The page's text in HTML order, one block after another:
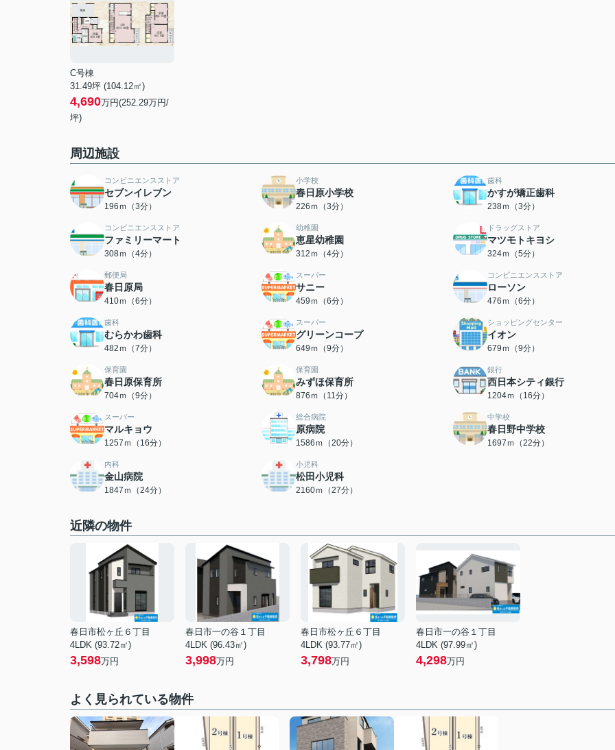
C号棟
31.49坪 (104.12㎡)
4,690万円(252.29万円/
坪)
周辺施設
コンビニエンスストア
セブンイレブン
196ｍ（3分）
小学校
春日原小学校
226ｍ（3分）
歯科
かすが矯正歯科
238ｍ（3分）
コンビニエンスストア
ファミリーマート
308ｍ（4分）
幼稚園
恵星幼稚園
312ｍ（4分）
ドラッグストア
マツモトキヨシ
324ｍ（5分）
郵便局
春日原局
410ｍ（6分）
スーパー
サニー
459ｍ（6分）
コンビニエンスストア
ローソン
476ｍ（6分）
歯科
むらかわ歯科
482ｍ（7分）
スーパー
グリーンコープ
649ｍ（9分）
ショッピングセンター
イオン
679ｍ（9分）
保育園
春日原保育所
704ｍ（9分）
保育園
みずほ保育所
876ｍ（11分）
銀行
西日本シティ銀行
1204ｍ（16分）
スーパー
マルキョウ
1257ｍ（16分）
総合病院
原病院
1586ｍ（20分）
中学校
春日野中学校
1697ｍ（22分）
内科
金山病院
1847ｍ（24分）
小児科
松田小児科
2160ｍ（27分）
近隣の物件
春日市松ヶ丘６丁目
4LDK (93.72㎡)
3,598万円
春日市一の谷１丁目
4LDK (96.43㎡)
3,998万円
春日市松ヶ丘６丁目
4LDK (93.77㎡)
3,798万円
春日市一の谷１丁目
4LDK (97.99㎡)
4,298万円
よく見られている物件